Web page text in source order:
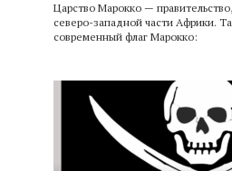
Царство Марокко —
северо-западной части Африки.
современный флаг Марокко: